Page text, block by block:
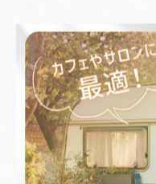
✔防音対策は可能
✔用途に合わせた施工
✔快適な空間づくりが
👉使い方次第で、かな
🔇🚚